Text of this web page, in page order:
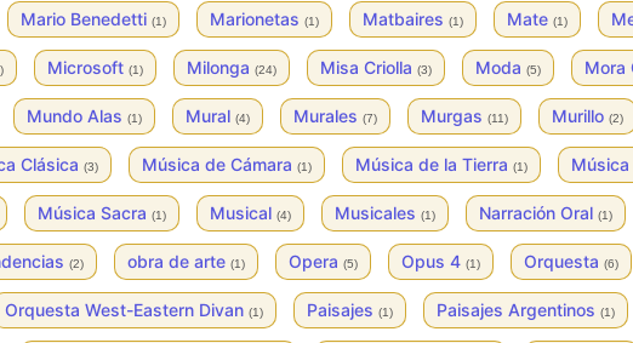
Mario Benedetti (1) Marionetas (1) Matbaires (1) Mate (1)
Microsoft (1) Milonga (24) Misa Criolla (3) Moda (5) Mora
Mundo Alas (1) Mural (4) Murales (7) Murgas (11) Murillo (2)
Clásica (3) Música de Cámara (1) Música de la Tierra (1) Música
Música Sacra (1) Musical (4) Musicales (1) Narración Oral (1)
(2) obra de arte (1) Opera (5) Opus 4 (1) Orquesta (6)
Orquesta West-Eastern Divan (1) Paisajes (1) Paisajes Argentinos (1)